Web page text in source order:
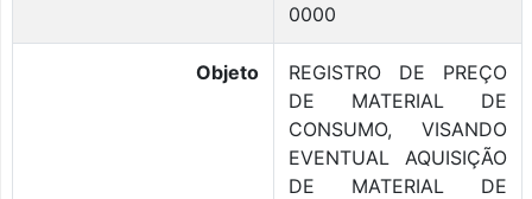
0000
Objeto
REGISTRO DE PREÇO
DE MATERIAL DE
CONSUMO, VISANDO
EVENTUAL AQUISIÇÃO
DE MATERIAL DE